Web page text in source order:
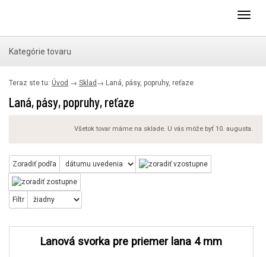
Kategórie tovaru
Teraz ste tu: Úvod → Sklad → Laná, pásy, popruhy, reťaze
Laná, pásy, popruhy, reťaze
Všetok tovar máme na sklade. U vás môže byť 10. augusta.
Zoradiť podľa
Filtr
Lanová svorka pre priemer lana 4 mm